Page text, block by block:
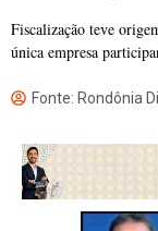
Fiscalização teve
única empresa
Fonte: Rondônia